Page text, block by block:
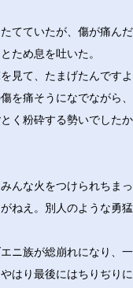
てていたが、傷が痛ん
ため息を吐いた。
見て、たまげたんですよ
を痛そうになでながら
く粉砕する勢いでした
んな火をつけられちま
ねえ。別人のような勇
ニ族が総崩れになり、
はり最後にはちりぢりに